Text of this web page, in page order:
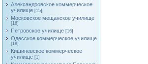
Александровское коммерческое
училище [15]
Московское мещанское училище
[16]
Петровское училище [16]
Одесское коммерческое училище
[18]
Кишиневское коммерческое
училище [1]